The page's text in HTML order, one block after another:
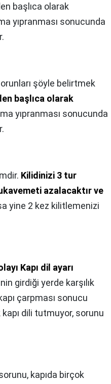
başlıca olarak
yıpranması sonucunda
şöyle belirtmek
başlıca olarak
yıpranması sonucunda
Kilidinizi 3 tur
azalacaktır ve
yine 2 kez kilitlemenizi
Kapı dil ayarı
girdiği yerde karşılık
çarpması sonucu
kapı dili tutmuyor, sorunu
kapıda birçok